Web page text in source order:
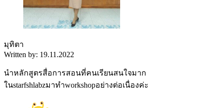
มุทิตา
Written by: 19.11.2022
นำหลักสูตรสื่อการสอนที่คนเรียนสนใจมาก
ในstarfshlabzมาทำworkshopอย่างต่อเนื่องค่ะ